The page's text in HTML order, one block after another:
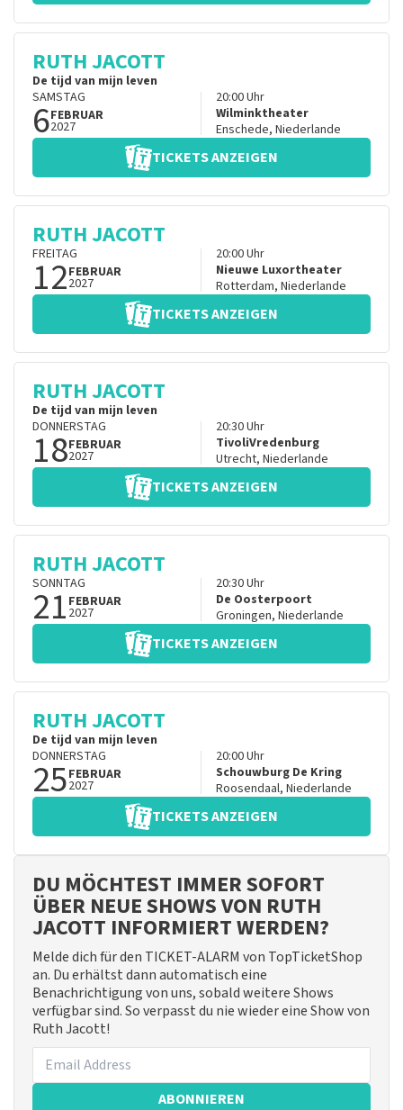
RUTH JACOTT
De tijd van mijn leven
SAMSTAG
6FEBRUAR
2027
20:00Uhr
Wilminktheater
Enschede, Niederlande
TICKETS ANZEIGEN
RUTH JACOTT
FREITAG
12FEBRUAR
2027
20:00Uhr
Nieuwe Luxortheater
Rotterdam, Niederlande
TICKETS ANZEIGEN
RUTH JACOTT
De tijd van mijn leven
DONNERSTAG
18FEBRUAR
2027
20:30Uhr
TivoliVredenburg
Utrecht, Niederlande
TICKETS ANZEIGEN
RUTH JACOTT
SONNTAG
21 FEBRUAR
2027
20:30Uhr
De Oosterpoort
Groningen, Niederlande
TICKETS ANZEIGEN
RUTH JACOTT
De tijd van mijn leven
DONNERSTAG
25FEBRUAR
2027
20:00Uhr
Schouwburg De Kring
Roosendaal, Niederlande
TICKETS ANZEIGEN
DU MÖCHTEST IMMER SOFORT
ÜBER NEUE SHOWS VON RUTH
JACOTT INFORMIERT WERDEN?
Melde dich für den TICKET-ALARM von TopTicketShop
an. Du erhältst dann automatisch eine
Benachrichtigung von uns, sobald weitere Shows
verfügbar sind. So verpasst du nie wieder eine Show von
Ruth Jacott!
ABONNIEREN